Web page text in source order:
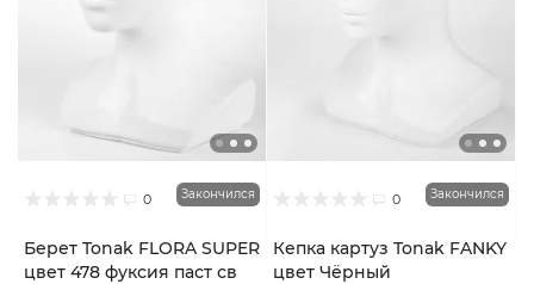
0 Закончился
Берет Tonak FLORA SUPER
цвет 478 фуксия паст св
0 Закончился
Кепка картуз Tonak FANKY
цвет Чёрный